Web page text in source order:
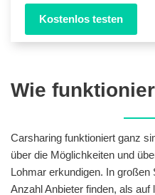
Kostenlos testen
Wie
Carsharing funktioniert ganz
über die Möglichkeiten und
Lohmar erkundigen. In
Anzahl Anbieter finden, als